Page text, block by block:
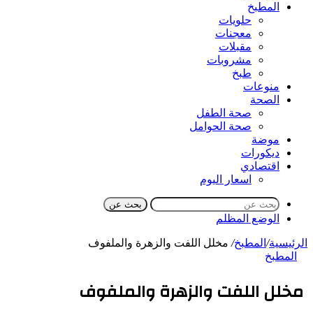
المطبخ
حلويات
معجنات
مقبلات
مشروبات
طبخ
منوعات
الصحة
صحة الطفل
صحة الحوامل
موضة
ديكورات
اقتصادي
اسعار اليوم
بحث عن
الوضع المظلم
الرئيسية/ المطبخ/ مخلل اللفت والزهرة والملفوف
المطبخ
مخلل اللفت والزهرة والملفوف